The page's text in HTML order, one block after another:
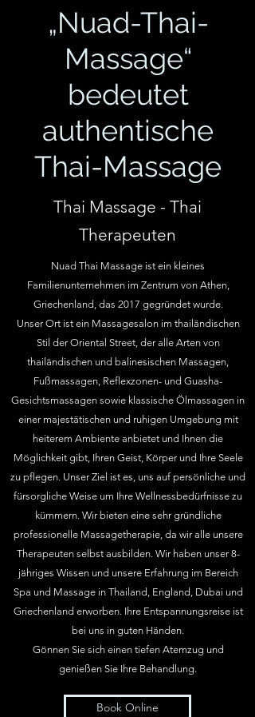
„Nuad-Thai-
Massage“
bedeutet
authentische
Thai-Massage
Thai Massage - Thai
Therapeuten
Nuad Thai Massage ist ein kleines
Familienunternehmen im Zentrum von Athen,
Griechenland, das 2017 gegründet wurde.
Unser Ort ist ein Massagesalon im thailändischen
Stil der Oriental Street, der alle Arten von
thailändischen und balinesischen Massagen,
Fußmassagen, Reflexzonen- und Guasha-
Gesichtsmassagen sowie klassische Ölmassagen in
einer majestätischen und ruhigen Umgebung mit
heiterem Ambiente anbietet und Ihnen die
Möglichkeit gibt, Ihren Geist, Körper und Ihre Seele
zu pflegen. Unser Ziel ist es, uns auf persönliche und
fürsorgliche Weise um Ihre Wellnessbedürfnisse zu
kümmern. Wir bieten eine sehr gründliche
professionelle Massagetherapie, da wir alle unsere
Therapeuten selbst ausbilden. Wir haben unser 8-
jähriges Wissen und unsere Erfahrung im Bereich
Spa und Massage in Thailand, England, Dubai und
Griechenland erworben. Ihre Entspannungsreise ist
bei uns in guten Händen.
Gönnen Sie sich einen tiefen Atemzug und
genießen Sie Ihre Behandlung.
Book Online